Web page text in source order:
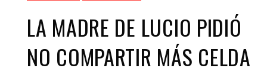
LA MADRE DE LUCIO PIDIÓ
NO COMPARTIR MÁS CELDA